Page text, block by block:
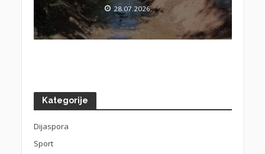
28.07.2026.
Kategorije
Dijaspora
Sport